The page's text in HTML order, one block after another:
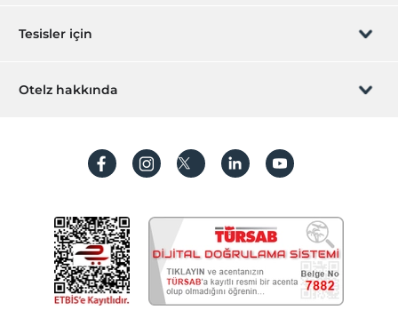
Sıkça sorulan sorular
İşlem rehberi
Hediye Kart
Hesap oluştur
Tesisler için
Hemen tesisinizi ekleyin
Otelz hakkında
Koşullar ve şartlar
Aydınlatma metni